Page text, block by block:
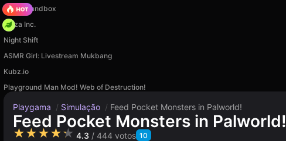
Melon Sandbox
Pizza Inc.
Night Shift
ASMR Girl: Livestream Mukbang
Kubz.io
Playground Man Mod! Web of Destruction!
Playgama / Simulação / Feed Pocket Monsters in Palworld!
Feed Pocket Monsters in Palworld!
★★★★★ 4.3 / 444 votos 10